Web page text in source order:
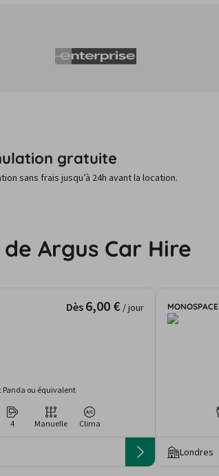
gratuite
sans frais jusqu’à 24h avant la location.
Argus Car Hire
Dès 6,00 € / jour
Panda ou équivalent
4 Manuelle Clima
MONOSPACE
Londres